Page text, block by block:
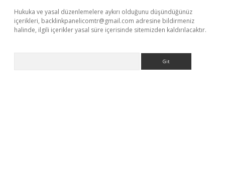
Hukuka ve yasal düzenlemelere aykırı olduğunu düşündüğünüz
içerikleri, backlinkpanelicomtr@gmail.com adresine bildirmeniz
halinde, ilgili içerikler yasal süre içerisinde sitemizden kaldırılacaktır.